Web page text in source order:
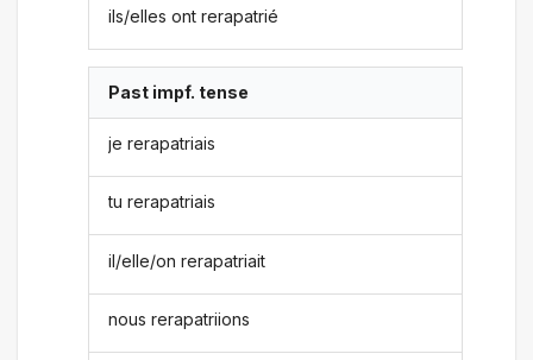
ils/elles ont rerapatrié
Past impf. tense
je rerapatriais
tu rerapatriais
il/elle/on rerapatriait
nous rerapatriions